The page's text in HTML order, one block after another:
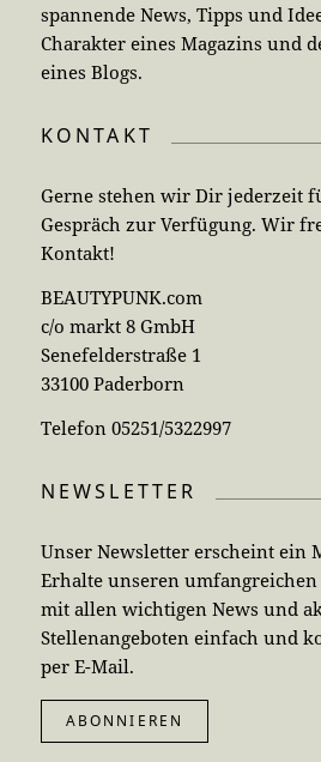
spannende News, Tipps und
Charakter eines Magazins und
eines Blogs.
KONTAKT
Gerne stehen wir Dir jederzeit
Gespräch zur Verfügung. Wir
Kontakt!
BEAUTYPUNK.com
c/o markt 8 GmbH
Senefelderstraße 1
33100 Paderborn
Telefon 05251/5322997
NEWSLETTER
Unser Newsletter erscheint ein
Erhalte unseren
mit allen wichtigen News und
Stellenangeboten einfach und
per E-Mail.
ABONNIEREN